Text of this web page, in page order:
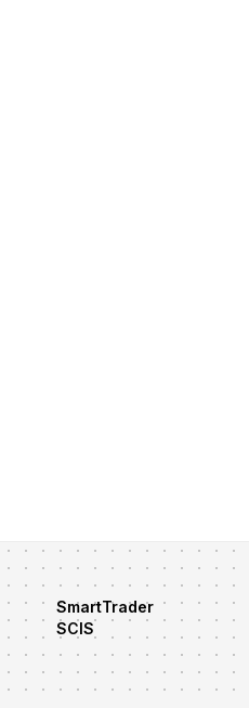
SmartTrader
SCIS